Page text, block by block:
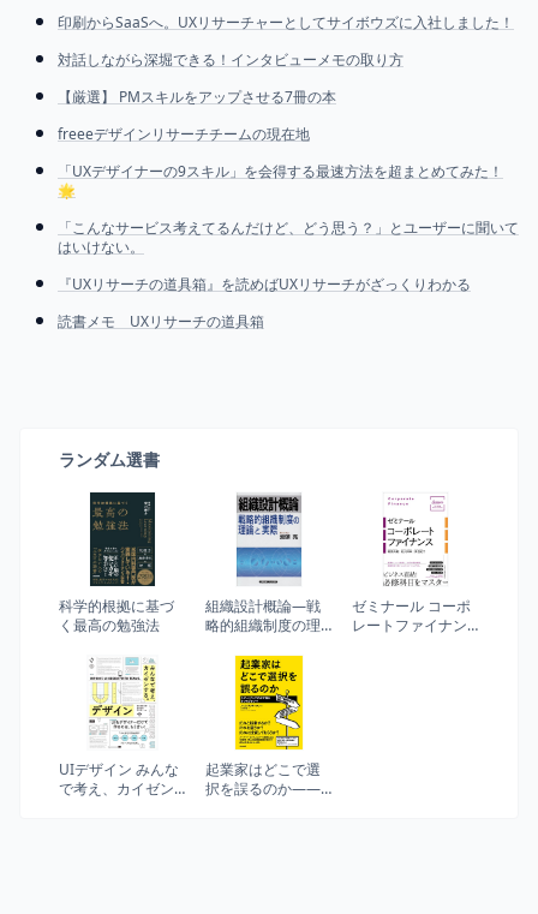
印刷からSaaSへ。UXリサーチャーとしてサイボウズに入社しました！
対話しながら深堀できる！インタビューメモの取り方
【厳選】 PMスキルをアップさせる7冊の本
freeeデザインリサーチチームの現在地
「UXデザイナーの9スキル」を会得する最速方法を超まとめてみた！
🌟
「こんなサービス考えてるんだけど、どう思う？」とユーザーに聞いて
はいけない。
『UXリサーチの道具箱』を読めばUXリサーチがざっくりわかる
読書メモ UXリサーチの道具箱
ランダム選書
科学的根拠に基づ
く最高の勉強法
組織設計概論―戦
略的組織制度の理
ゼミナール コーポ
レートファイナン
UIデザイン みんな
で考え、カイゼン
起業家はどこで選
択を誤るのか――